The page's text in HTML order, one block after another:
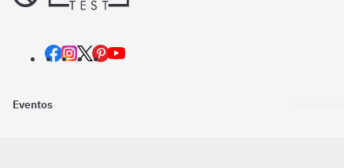
Eventos